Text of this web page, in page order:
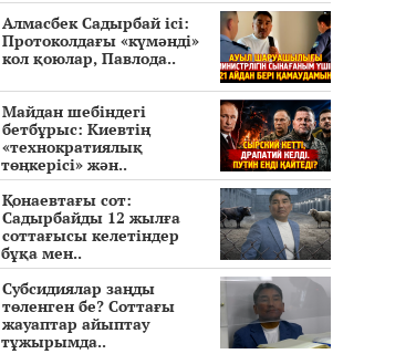
Алмасбек Садырбай ісі:
Протоколдағы «күмәнді»
кол қоюлар, Павлода..
Майдан шебіндегі
бетбұрыс: Киевтің
«технократиялық
төңкерісі» жән..
Қонаевтағы сот:
Садырбайды 12 жылға
соттағысы келетіндер
бұқа мен..
Субсидиялар заңды
төленген бе? Соттағы
жауаптар айыптау
тұжырымда..